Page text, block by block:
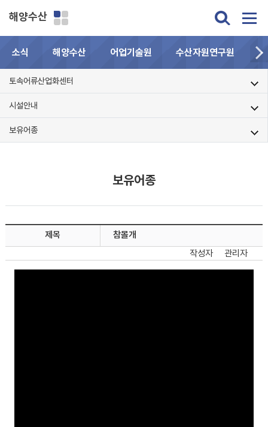
해양수산
소식 해양수산 어업기술원 수산자원연구원
토속어류산업화센터
시설안내
보유어종
보유어종
제목
참몰개
작성자
관리자